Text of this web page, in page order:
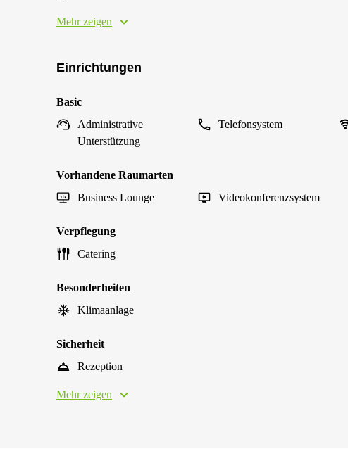
Mehr zeigen
Einrichtungen
Basic
Administrative
Unterstützung
Telefonsystem
Vorhandene Raumarten
Business Lounge
Videokonferenzsystem
Verpflegung
Catering
Besonderheiten
Klimaanlage
Sicherheit
Rezeption
Mehr zeigen